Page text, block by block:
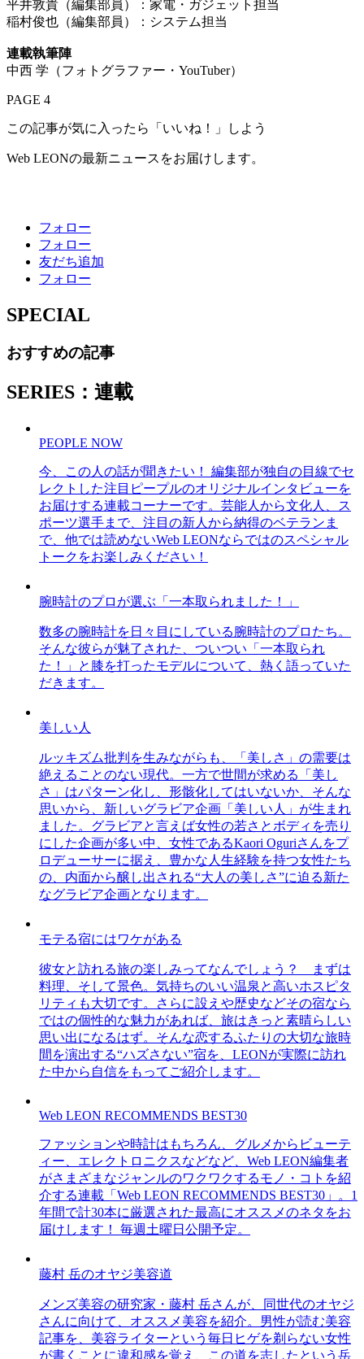
平井敦貴（編集部員）：家電・ガジェット担当
稲村俊也（編集部員）：システム担当
連載執筆陣
中西 学（フォトグラファー・YouTuber）
PAGE 4
この記事が気に入ったら「いいね！」しよう
Web LEONの最新ニュースをお届けします。
フォロー
フォロー
友だち追加
フォロー
SPECIAL
おすすめの記事
SERIES：連載
PEOPLE NOW
今、この人の話が聞きたい！ 編集部が独自の目線でセ
レクトした注目ピープルのオリジナルインタビューを
お届けする連載コーナーです。芸能人から文化人、ス
ポーツ選手まで、注目の新人から納得のベテランま
で、他では読めないWeb LEONならではのスペシャル
トークをお楽しみください！
腕時計のプロが選ぶ「一本取られました！」
数多の腕時計を日々目にしている腕時計のプロたち。
そんな彼らが魅了された、ついつい「一本取られ
た！」と膝を打ったモデルについて、熱く語っていた
だきます。
美しい人
ルッキズム批判を生みながらも、「美しさ」の需要は
絶えることのない現代。一方で世間が求める「美し
さ」はパターン化し、形骸化してはいないか、そんな
思いから、新しいグラビア企画「美しい人」が生まれ
ました。グラビアと言えば女性の若さとボディを売り
にした企画が多い中、女性であるKaori Oguriさんをプ
ロデューサーに据え、豊かな人生経験を持つ女性たち
の、内面から醸し出される“大人の美しさ”に迫る新た
なグラビア企画となります。
モテる宿にはワケがある
彼女と訪れる旅の楽しみってなんでしょう？ まずは
料理、そして景色。気持ちのいい温泉と高いホスピタ
リティも大切です。さらに設えや歴史などその宿なら
ではの個性的な魅力があれば、旅はきっと素晴らしい
思い出になるはず。そんな恋するふたりの大切な旅時
間を演出する“ハズさない”宿を、LEONが実際に訪れ
た中から自信をもってご紹介します。
Web LEON RECOMMENDS BEST30
ファッションや時計はもちろん、グルメからビューテ
ィー、エレクトロニクスなどなど、Web LEON編集者
がさまざまなジャンルのワクワクするモノ・コトを紹
介する連載「Web LEON RECOMMENDS BEST30」。1
年間で計30本に厳選された最高にオススメのネタをお
届けします！ 毎週土曜日公開予定。
藤村 岳のオヤジ美容道
メンズ美容の研究家・藤村 岳さんが、同世代のオヤジ
さんに向けて、オススメ美容を紹介。男性が読む美容
記事を、美容ライターという毎日ヒゲを剃らない女性
が書くことに違和感を覚え、この道を志したという岳